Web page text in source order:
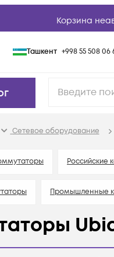
Корзина
Ташкент +998 55 508 06
Сетевое оборудование
Российские
Промышленные